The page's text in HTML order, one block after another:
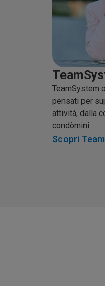
TeamSystem
pensati per
attività, dalla
condòmini.
Scopri